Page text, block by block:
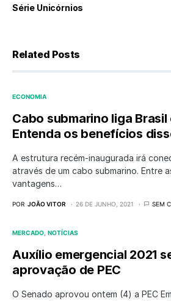
Série Unicórnios
Related Posts
ECONOMIA
Cabo submarino liga Brasil
Entenda os benefícios
A estrutura recém-inaugurada irá
através de um cabo submarino. Entre
vantagens…
POR JOÃO VITOR 26 DE JUNHO, 2021 SEM
MERCADO NOTÍCIAS
Auxílio emergencial 2021
aprovação de PEC
O Senado aprovou ontem (4) a PEC